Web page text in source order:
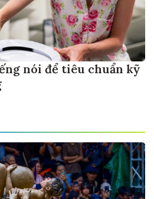
nói để tiêu chuẩn kỹ